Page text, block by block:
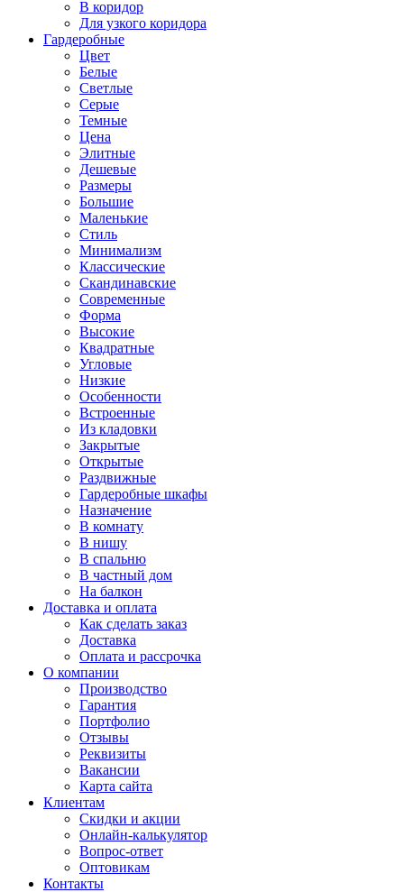
В коридор
Для узкого коридора
Гардеробные
Цвет
Белые
Светлые
Серые
Темные
Цена
Элитные
Дешевые
Размеры
Большие
Маленькие
Стиль
Минимализм
Классические
Скандинавские
Современные
Форма
Высокие
Квадратные
Угловые
Низкие
Особенности
Встроенные
Из кладовки
Закрытые
Открытые
Раздвижные
Гардеробные шкафы
Назначение
В комнату
В нишу
В спальню
В частный дом
На балкон
Доставка и оплата
Как сделать заказ
Доставка
Оплата и рассрочка
О компании
Производство
Гарантия
Портфолио
Отзывы
Реквизиты
Вакансии
Карта сайта
Клиентам
Скидки и акции
Онлайн-калькулятор
Вопрос-ответ
Оптовикам
Контакты